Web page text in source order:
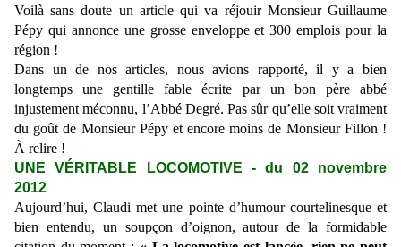
Voilà sans doute un article qui va réjouir Monsieur Guillaume
Pépy qui annonce une grosse enveloppe et 300 emplois pour la
région !
Dans un de nos articles, nous avions rapporté, il y a bien
longtemps une gentille fable écrite par un bon père abbé
injustement méconnu, l’Abbé Degré. Pas sûr qu’elle soit vraiment
du goût de Monsieur Pépy et encore moins de Monsieur Fillon !
À relire !
UNE VÉRITABLE LOCOMOTIVE - du 02 novembre
2012
Aujourd’hui, Claudi met une pointe d’humour courtelinesque et
bien entendu, un soupçon d’oignon, autour de la formidable